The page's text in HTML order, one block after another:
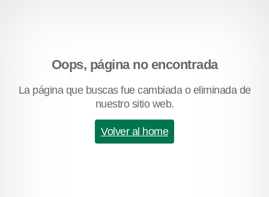
Oops, página no encontrada
La página que buscas fue cambiada o eliminada de
nuestro sitio web.
Volver al home